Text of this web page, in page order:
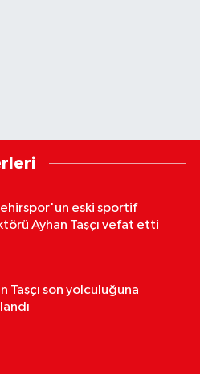
eski sportif
Ayhan Taşçı vefat etti
Taşçı son yolculuğuna